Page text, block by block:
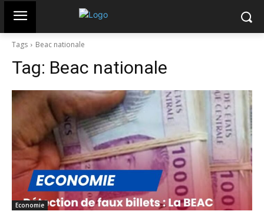
Tags Beac nationale
Tag: Beac nationale
Economie